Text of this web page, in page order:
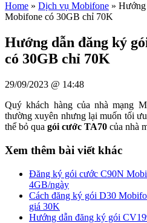
Home » Dịch vụ Mobifone »
Mobifone có 30GB chỉ 70K
Hướng dẫn đăng ký
có 30GB chỉ 70K
29/09/2023 @ 14:48
Quý khách hàng của nhà mạng
thường xuyên nhưng lại muốn tối
thể bỏ qua gói cước TA70 của nhà
Xem thêm bài viết khác
Đăng ký gói cước C90N
4GB/ngày
Cách đăng ký gói D30
giá 30K
Hướng dẫn đăng ký gói